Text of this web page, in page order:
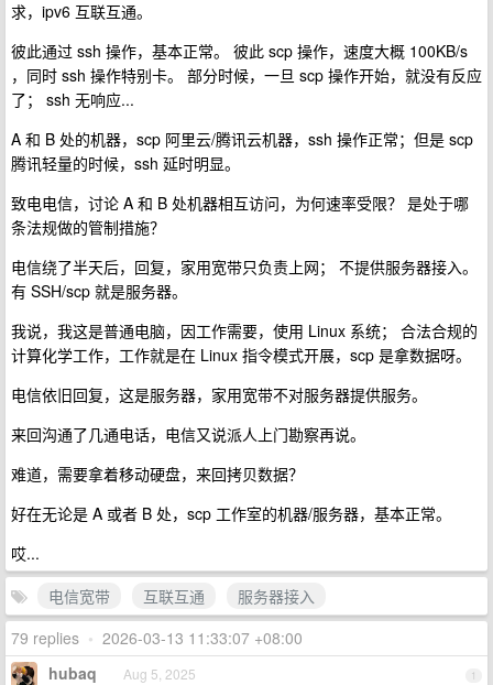
求，ipv6 互联互通。
彼此通过 ssh 操作，基本正常。 彼此 scp 操作，速度大概 100KB/s
，同时 ssh 操作特别卡。 部分时候，一旦 scp 操作开始，就没有反应
了； ssh 无响应...
A 和 B 处的机器，scp 阿里云/腾讯云机器，ssh 操作正常；但是 scp
腾讯轻量的时候，ssh 延时明显。
致电电信，讨论 A 和 B 处机器相互访问，为何速率受限？ 是处于哪
条法规做的管制措施？
电信绕了半天后，回复，家用宽带只负责上网； 不提供服务器接入。
有 SSH/scp 就是服务器。
我说，我这是普通电脑，因工作需要，使用 Linux 系统； 合法合规的
计算化学工作，工作就是在 Linux 指令模式开展，scp 是拿数据呀。
电信依旧回复，这是服务器，家用宽带不对服务器提供服务。
来回沟通了几通电话，电信又说派人上门勘察再说。
难道，需要拿着移动硬盘，来回拷贝数据？
好在无论是 A 或者 B 处，scp 工作室的机器/服务器，基本正常。
哎...
电信宽带
互联互通
服务器接入
79 replies • 2026-03-13 11:33:07 +08:00
1
hubaq Aug 5, 2025